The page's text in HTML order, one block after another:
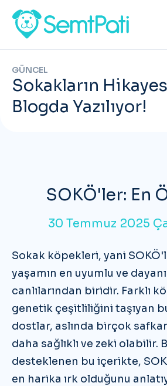
GÜNCEL
Sokakların
Blogda Yazılıyor!
SOKÖ'ler: En
30 Temmuz 2025
Sokak köpekleri, yani
yaşamın en uyumlu ve
canlılarından biridir. Farklı
genetik çeşitliliğini taşıyan
dostlar, aslında birçok
daha sağlıklı ve zeki olabilir.
desteklenen bu içerikte,
en harika ırk olduğunu